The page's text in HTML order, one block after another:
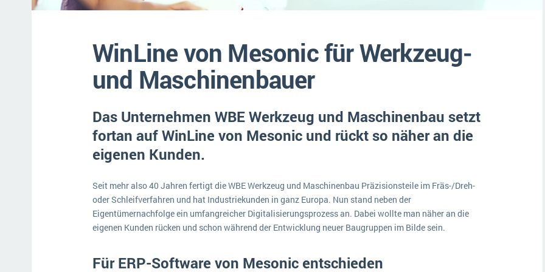
Funktionalitäten
Medien
Produktion
Vermietung
MEHR ÜBER ERP-SOFTWARE
WinLine von Mesonic für Werkzeug-
und Maschinenbauer
Das Unternehmen WBE Werkzeug und Maschinenbau setzt
fortan auf WinLine von Mesonic und rückt so näher an die
eigenen Kunden.
Seit mehr also 40 Jahren fertigt die WBE Werkzeug und Maschinenbau Präzisionsteile im Fräs-/Dreh-
oder Schleifverfahren und hat Industriekunden in ganz Europa. Nun stand neben der
Eigentümernachfolge ein umfangreicher Digitalisierungsprozess an. Dabei wollte man näher an die
eigenen Kunden rücken und schon während der Entwicklung neuer Baugruppen im Bilde sein.
Für ERP-Software von Mesonic entschieden